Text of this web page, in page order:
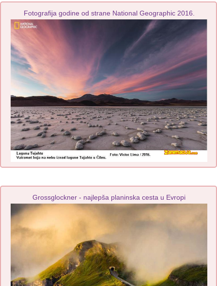
Fotografija godine od strane National Geographic 2016.
Grossglockner - najlepša planinska cesta u Evropi